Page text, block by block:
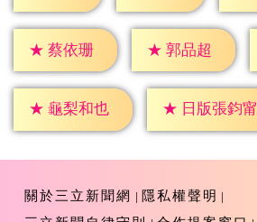
★ 蔡依珊 ★ 郭品超
★ 龜梨和也 ★ 日版張鈞甯
關於三立新聞網
隱私權聲明